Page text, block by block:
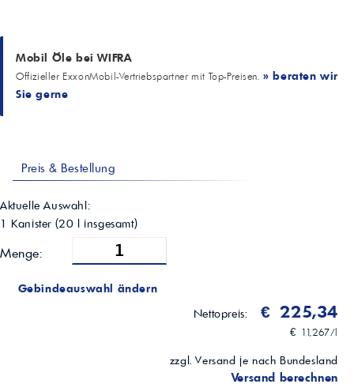
Flammpunkt (ASTM D92)
225 °C
bis zu 3,6 % im Schneckengetriebetest vs. Mineralöl
Betriebstemperatur (Reihe)
bis zu 16 % niedriger
lange Ölstandzeiten; potenziell längere Filterlebensdauer; verbesserter
Mobil Öle bei WIFRA
Offizieller ExxonMobil-Vertriebspartner mit Top-Preisen. » beraten wir
Sie gerne
Preis & Bestellung
Aktuelle Auswahl:
1 Kanister (20 l insgesamt)
Menge:
Gebindeauswahl ändern
Nettopreis:
€ 225,34
€ 11,267/l
zzgl. Versand je nach Bundesland
Versand berechnen